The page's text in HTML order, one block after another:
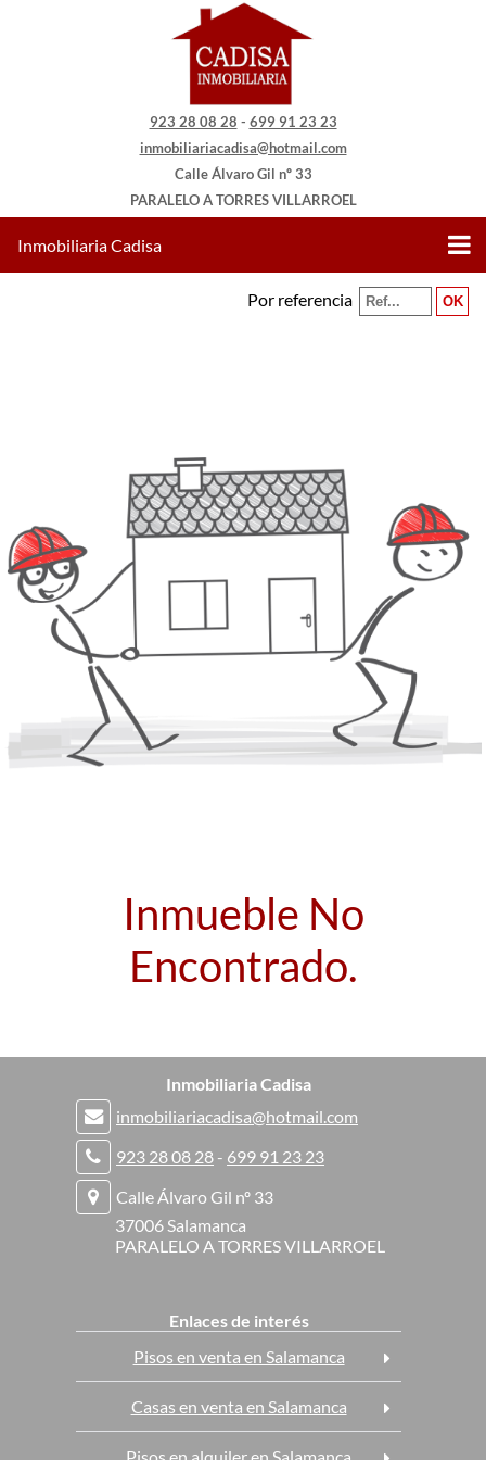
923 28 08 28 - 699 91 23 23
inmobiliariacadisa@hotmail.com
Calle Álvaro Gil nº 33
PARALELO A TORRES VILLARROEL
Inmobiliaria Cadisa
Por referencia
Inmueble No
Encontrado.
Inmobiliaria Cadisa
inmobiliariacadisa@hotmail.com
923 28 08 28 - 699 91 23 23
Calle Álvaro Gil nº 33
37006 Salamanca
PARALELO A TORRES VILLARROEL
Enlaces de interés
Pisos en venta en Salamanca
Casas en venta en Salamanca